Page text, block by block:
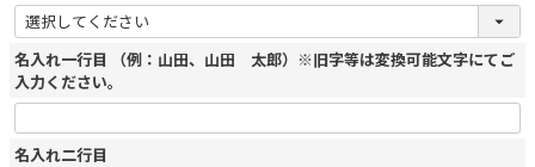
名入れ一行目 （例：山田、山田 太郎）※旧字等は変換可能文字にてご
入力ください。
名入れ二行目